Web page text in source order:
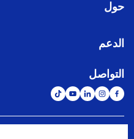
حول
الدعم
التواصل